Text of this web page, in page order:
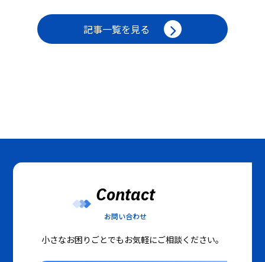
記事一覧を見る
Contact
お問い合わせ
小さなお困りごとでもお気軽にご相談ください。